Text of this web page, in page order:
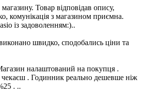
Товар відповідав опису,
комунікація з магазином приємна.
із задоволенням:)..
швидко, сподобались ціни та
налаштований на покупця .
чекаєш . Годинник реально дешевше ніж
. ..